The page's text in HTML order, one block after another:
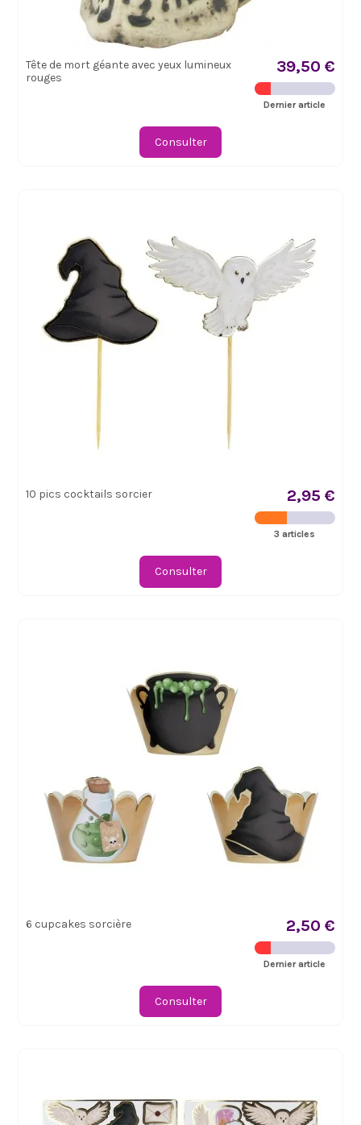
Tête de mort géante avec yeux lumineux
rouges
39,50 €
Dernier article
Consulter
10 pics cocktails sorcier 2,95 €
3 articles
Consulter
6 cupcakes sorcière 2,50 €
Dernier article
Consulter